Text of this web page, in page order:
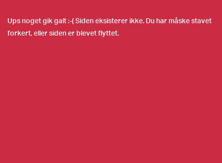
Ups noget gik galt :-( Siden eksisterer ikke. Du har måske stavet
forkert, eller siden er blevet flyttet.